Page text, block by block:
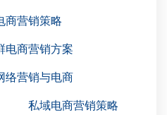
商营销策略
电商营销方案
络营销与电商
私域电商营销策略